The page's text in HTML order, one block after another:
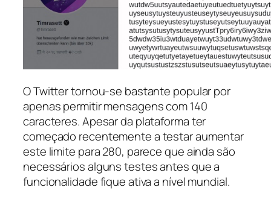
O Twitter tornou-se bastante popular por
apenas permitir mensagens com 140
caracteres. Apesar da plataforma ter
começado recentemente a testar aumentar
este limite para 280, parece que ainda são
necessários alguns testes antes que a
funcionalidade fique ativa a nível mundial.